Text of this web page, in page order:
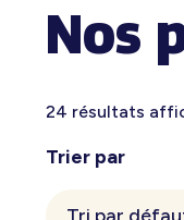
Nos
24 résultats
Trier par